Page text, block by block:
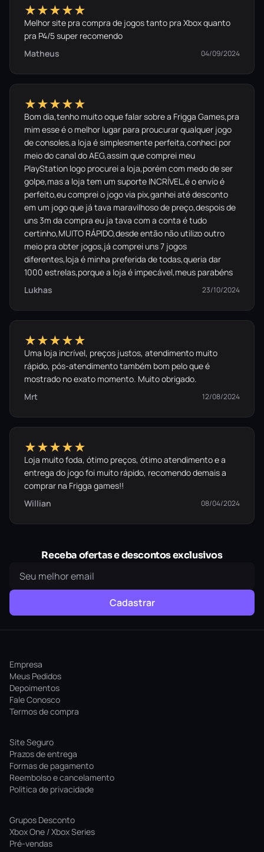
★★★★★
Melhor site pra compra de jogos tanto pra Xbox quanto
pra P4/5 super recomendo
Matheus
04/09/2024
★★★★★
Bom dia,tenho muito oque falar sobre a Frigga Games,pra
mim esse é o melhor lugar para proucurar qualquer jogo
de consoles,a loja é simplesmente perfeita,conheci por
meio do canal do AEG,assim que comprei meu
PlayStation logo procurei a loja,porém com medo de ser
golpe,mas a loja tem um suporte INCRÍVEL,é o envio é
perfeito,eu comprei o jogo via pix,ganhei até desconto
em um jogo que já tava maravilhoso de preço,despois de
uns 3m da compra eu ja tava com a conta é tudo
certinho,MUITO RÁPIDO,desde então não utilizo outro
meio pra obter jogos,já comprei uns 7 jogos
diferentes,loja é minha preferida de todas,queria dar
1000 estrelas,porque a loja é impecável,meus parabéns
Lukhas
23/10/2024
★★★★★
Uma loja incrível, preços justos, atendimento muito
rápido, pós-atendimento também bom pelo que é
mostrado no exato momento. Muito obrigado.
Mrt
12/08/2024
★★★★★
Loja muito foda, ótimo preços, ótimo atendimento e a
entrega do jogo foi muito rápido, recomendo demais a
comprar na Frigga games!!
Willian
08/04/2024
Receba ofertas e descontos exclusivos
Cadastrar
Empresa
Meus Pedidos
Depoimentos
Fale Conosco
Termos de compra
Site Seguro
Prazos de entrega
Formas de pagamento
Reembolso e cancelamento
Politica de privacidade
Grupos Desconto
Xbox One / Xbox Series
Pré-vendas